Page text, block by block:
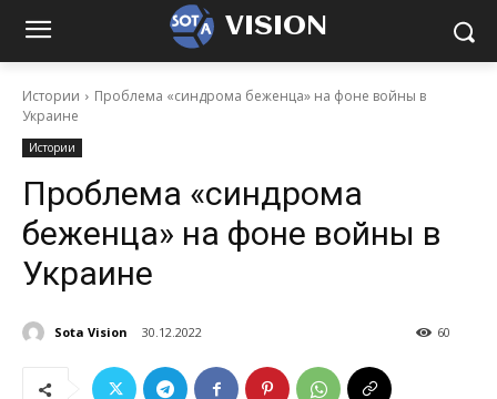
VISION
Истории
Проблема «синдрома беженца» на фоне войны в
Украине
Истории
Проблема «синдрома
беженца» на фоне войны в
Украине
Sota Vision 30.12.2022 60